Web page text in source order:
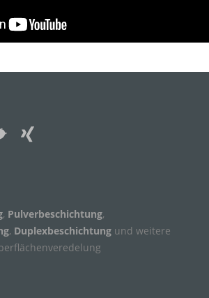
, Pulverbeschichtung,
, Duplexbeschichtungund weitere